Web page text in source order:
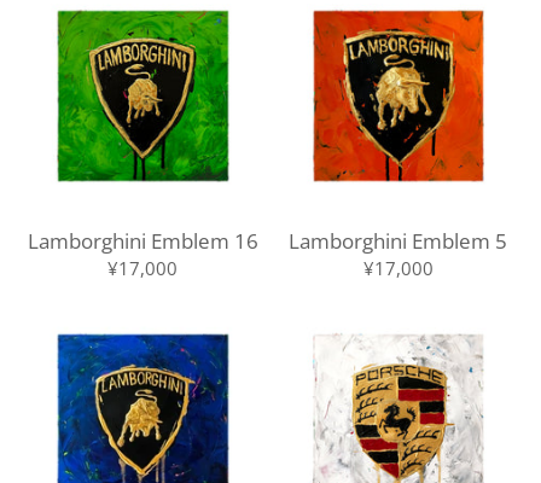
Lamborghini Emblem 16
¥17,000
Lamborghini Emblem 5
¥17,000